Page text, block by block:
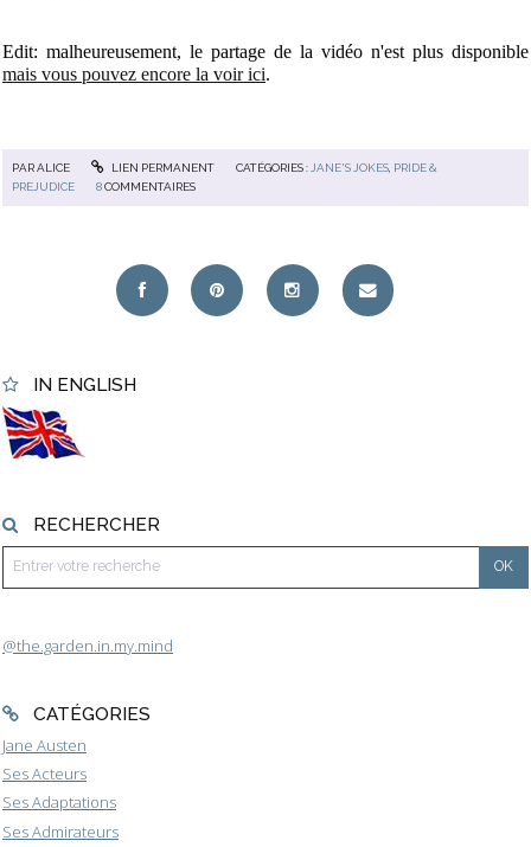
Edit: malheureusement, le partage de la vidéo n'est plus disponible
mais vous pouvez encore la voir ici.
PARALICE LIEN PERMANENT CATÉGORIES : JANE'S JOKES PRIDE &
PREJUDICE
8 COMMENTAIRES
IN ENGLISH
RECHERCHER
@the.garden.in.my.mind
CATÉGORIES
Jane Austen
Ses Acteurs
Ses Adaptations
Ses Admirateurs